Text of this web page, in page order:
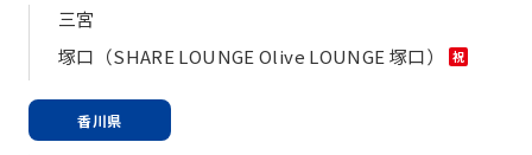
三宮
塚口（SHARE LOUNGE Olive LOUNGE 塚口）
祝
香川県